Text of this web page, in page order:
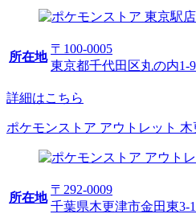
所在地
〒100-0005
東京都千代田区丸の内1-
詳細はこちら
ポケモンストア アウトレット 木
所在地
〒292-0009
千葉県木更津市金田東3-